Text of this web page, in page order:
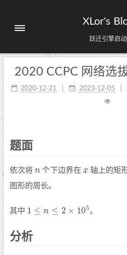
XLor's
跃迁引擎启动
2020 CCPC 网络选
2020-12-21 2023-12-05
题面
依次将n
n 个下边界在 x
x 轴上的矩
图形的周长。
其中 1 ≤ n ≤ 2 × 105
1 ≤n ≤2 ×10 5 。
分析